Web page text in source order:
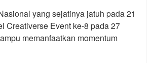
yang sejatinya jatuh pada 21
Creativerse Event ke-8 pada 27
memanfaatkan momentum